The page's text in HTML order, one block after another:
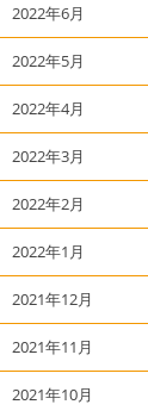
2022年6月
2022年5月
2022年4月
2022年3月
2022年2月
2022年1月
2021年12月
2021年11月
2021年10月